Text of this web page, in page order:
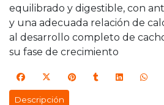
equilibrado y digestible, con
y una adecuada relación de
al desarrollo completo de
su fase de crecimiento
Descripción